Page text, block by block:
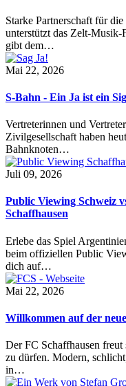
Starke Partnerschaft für
unterstützt das Zelt-
gibt dem…
Mai 22, 2026
S-Bahn - Ein Ja ist ein
Vertreterinnen und
Zivilgesellschaft haben
Bahnknoten…
Juli 09, 2026
Public Viewing Schweiz
Schaffhausen
Erlebe das Spiel
beim offiziellen Public
dich auf…
Mai 22, 2026
Willkommen auf der
Der FC Schaffhausen freut
zu dürfen. Modern,
in…